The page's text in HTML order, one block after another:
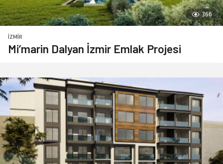
366
İZMIR
Mi’marin Dalyan İzmir Emlak Projesi